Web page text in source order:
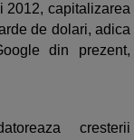
2012, capitalizarea
de dolari, adica
din prezent,
cresterii